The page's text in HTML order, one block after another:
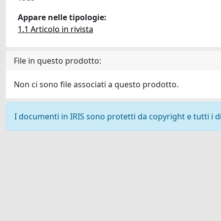
Appare nelle tipologie:
1.1 Articolo in rivista
File in questo prodotto:
Non ci sono file associati a questo prodotto.
I documenti in IRIS sono protetti da copyright e tutti i